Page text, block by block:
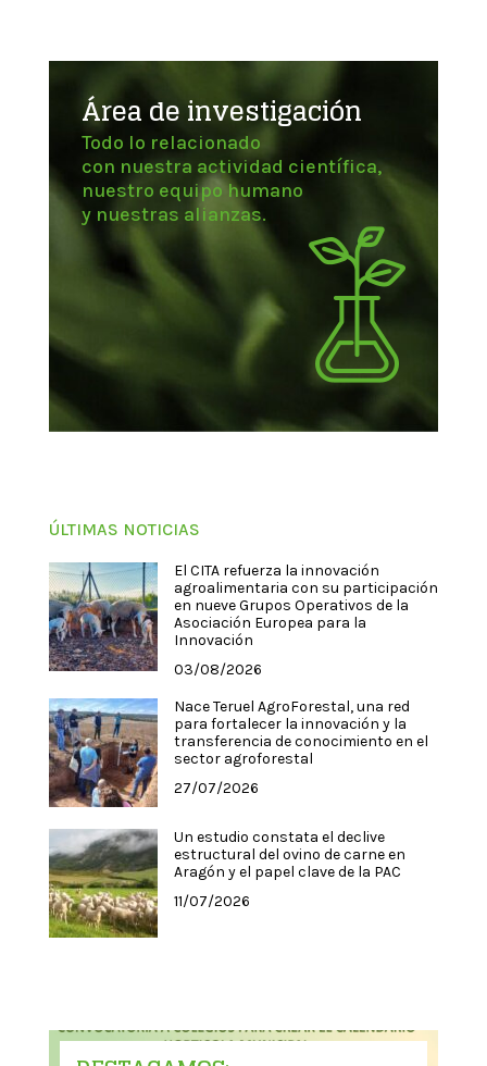
Área de investigación
Todo lo relacionado
con nuestra actividad científica,
nuestro equipo humano
y nuestras alianzas.
ÚLTIMAS NOTICIAS
El CITA refuerza la innovación
agroalimentaria con su participación
en nueve Grupos Operativos de la
Asociación Europea para la
Innovación
03/08/2026
Nace Teruel AgroForestal, una red
para fortalecer la innovación y la
transferencia de conocimiento en el
sector agroforestal
27/07/2026
Un estudio constata el declive
estructural del ovino de carne en
Aragón y el papel clave de la PAC
11/07/2026